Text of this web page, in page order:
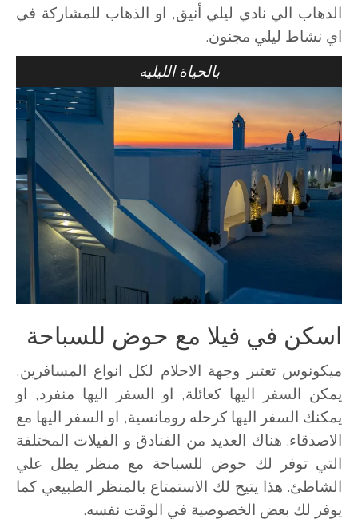
الذهاب الي نادي ليلي أنيق, او الذهاب للمشاركة في
اي نشاط ليلي مجنون.
بالحياة الليليه
اسكن في فيلا مع حوض للسباحة
ميكونوس تعتبر وجهة الاحلام لكل انواع المسافرين,
يمكن السفر اليها كعائلة, او السفر اليها منفرد, او
يمكنك السفر اليها كرحله رومانسية, او السفر اليها مع
الاصدقاء. هناك العديد من الفنادق و الفيلات المختلفة
التي توفر لك حوض للسباحة مع منظر يطل علي
الشاطئ. هذا يتيح لك الاستمتاع بالمنظر الطبيعي كما
يوفر لك بعض الخصوصية في الوقت نفسه.